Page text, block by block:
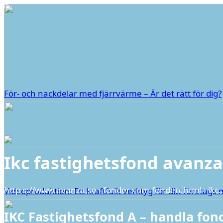
För- och nackdelar med fjärrvärme – Är det rätt för dig?
Videoproduktion: Ett kraftfullt verktyg för ditt företags
Ikc fastighetsfond avanza
http s://www.avanza.se › fonder › om-fonden.html ›
IKC Fastighetsfond A – handla